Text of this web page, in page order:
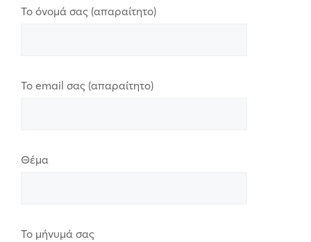
Το όνομά σας (απαραίτητο)
Το email σας (απαραίτητο)
Θέμα
Το μήνυμά σας